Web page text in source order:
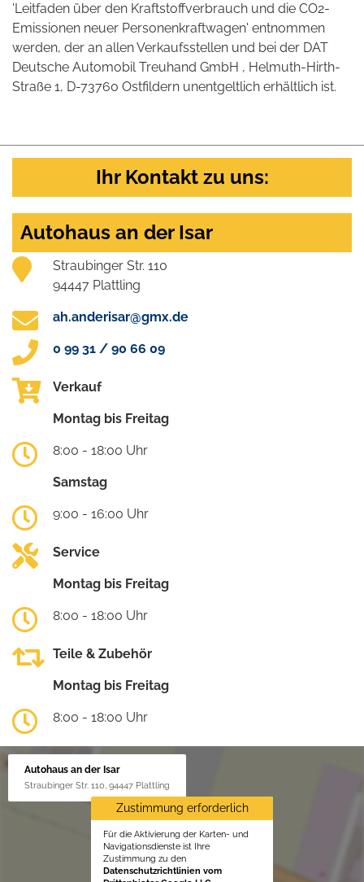
'Leitfaden über den Kraftstoffverbrauch und die CO2-
Emissionen neuer Personenkraftwagen' entnommen
werden, der an allen Verkaufsstellen und bei der DAT
Deutsche Automobil Treuhand GmbH , Helmuth-Hirth-
Straße 1, D-73760 Ostfildern unentgeltlich erhältlich ist.
Ihr Kontakt zu uns:
Autohaus an der Isar
Straubinger Str. 110
94447 Plattling
ah.anderisar@gmx.de
0 99 31 / 90 66 09
Verkauf
Montag bis Freitag
8:00 - 18:00 Uhr
Samstag
9:00 - 16:00 Uhr
Service
Montag bis Freitag
8:00 - 18:00 Uhr
Teile & Zubehör
Montag bis Freitag
8:00 - 18:00 Uhr
Autohaus an der Isar
Straubinger Str. 110, 94447 Plattling
Zustimmung erforderlich
Für die Aktivierung der Karten- und
Navigationsdienste ist Ihre
Zustimmung zu den
Datenschutzrichtlinien vom